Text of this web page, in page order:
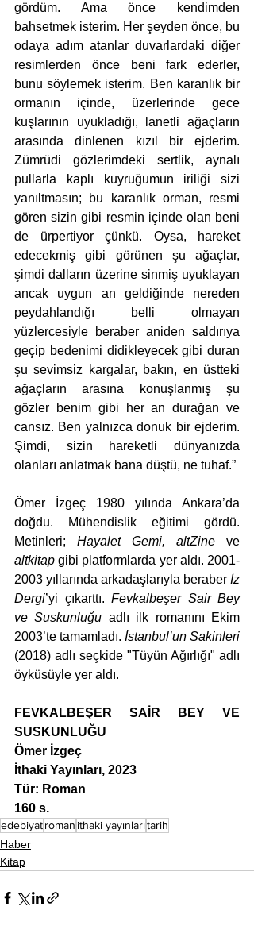
gördüm. Ama önce kendimden
bahsetmek isterim. Her şeyden önce, bu
odaya adım atanlar duvarlardaki diğer
resimlerden önce beni fark ederler,
bunu söylemek isterim. Ben karanlık bir
ormanın içinde, üzerlerinde gece
kuşlarının uyukladığı, lanetli ağaçların
arasında dinlenen kızıl bir ejderim.
Zümrüdi gözlerimdeki sertlik, aynalı
pullarla kaplı kuyruğumun iriliği sizi
yanıltmasın; bu karanlık orman, resmi
gören sizin gibi resmin içinde olan beni
de ürpertiyor çünkü. Oysa, hareket
edecekmiş gibi görünen şu ağaçlar,
şimdi dalların üzerine sinmiş uyuklayan
ancak uygun an geldiğinde nereden
peydahlandığı belli olmayan
yüzlercesiyle beraber aniden saldırıya
geçip bedenimi didikleyecek gibi duran
şu sevimsiz kargalar, bakın, en üstteki
ağaçların arasına konuşlanmış şu
gözler benim gibi her an durağan ve
cansız. Ben yalnızca donuk bir ejderim.
Şimdi, sizin hareketli dünyanızda
olanları anlatmak bana düştü, ne tuhaf.”
Ömer İzgeç 1980 yılında Ankara’da
doğdu.
Mühendislik eğitimi gördü.
Metinleri; Hayalet Gemi, altZine
altkitap gibi platformlarda yer aldı. 2001-
2003 yıllarında arkadaşlarıyla beraber İz
Dergi’yi çıkarttı. Fevkalbeşer Sair Bey
ve Suskunluğu adlı ilk romanını Ekim
2003’te tamamladı.
(2018) adlı seçkide "Tüyün Ağırlığı" adlı
öyküsüyle yer aldı.
FEVKALBEŞER SAİR BEY VE
SUSKUNLUĞU
Ömer İzgeç
İthaki Yayınları, 2023
Tür: Roman
160 s.
edebiyatroman ithaki yayınlarıtarih
Haber
Kitap